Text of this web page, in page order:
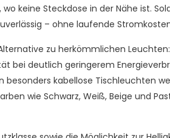
keine Steckdose in der Nähe ist.
– ohne laufende
zu herkömmlichen
bei deutlich geringerem
kabellose Tischleuchten
wie Schwarz, Weiß, Beige und